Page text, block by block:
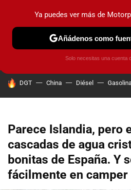
PRUEBAS COCHES ELÉCTRICOS
HOY SE HABLA DE
DGT China Diésel
Parece Islandia, pero
cascadas de agua
bonitas de España. Y
fácilmente en camper
Ya puedes ver más de
Añádenos como
Solo necesitas una cuenta